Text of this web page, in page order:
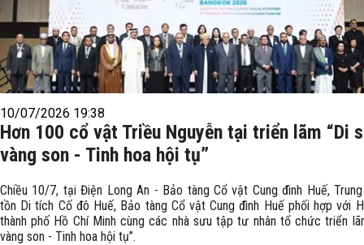
10/07/2026 19:38
Hơn 100 cổ vật Triều Nguyễn tại triển lãm “Di
vàng son - Tinh hoa hội tụ”
Chiều 10/7, tại Điện Long An - Bảo tàng Cổ vật Cung đình Huế,
tồn Di tích Cố đô Huế, Bảo tàng Cổ vật Cung đình Huế phối hợp với
thành phố Hồ Chí Minh cùng các nhà sưu tập tư nhân tổ chức triển
vàng son - Tinh hoa hội tụ”.